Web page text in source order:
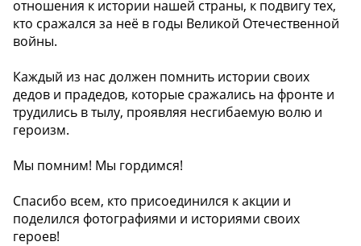
отношения к истории нашей страны, к подвигу тех,
кто сражался за неё в годы Великой Отечественной
войны.
Каждый из нас должен помнить истории своих
дедов и прадедов, которые сражались на фронте и
трудились в тылу, проявляя несгибаемую волю и
героизм.
Мы помним! Мы гордимся!
Спасибо всем, кто присоединился к акции и
поделился фотографиями и историями своих
героев!